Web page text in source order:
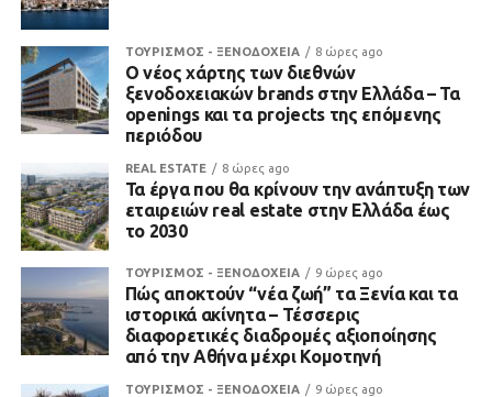
ΤΟΥΡΙΣΜΟΣ - ΞΕΝΟΔΟΧΕΙΑ 8 ώρες ago
Ο νέος χάρτης των διεθνών
ξενοδοχειακών brands στην Ελλάδα – Τα
openings και τα projects της επόμενης
περιόδου
REAL ESTATE 8 ώρες ago
Τα έργα που θα κρίνουν την ανάπτυξη των
εταιρειών real estate στην Ελλάδα έως
το 2030
ΤΟΥΡΙΣΜΟΣ - ΞΕΝΟΔΟΧΕΙΑ 9 ώρες ago
Πώς αποκτούν “νέα ζωή” τα Ξενία και τα
ιστορικά ακίνητα – Τέσσερις
διαφορετικές διαδρομές αξιοποίησης
από την Αθήνα μέχρι Κομοτηνή
ΤΟΥΡΙΣΜΟΣ - ΞΕΝΟΔΟΧΕΙΑ 9 ώρες ago